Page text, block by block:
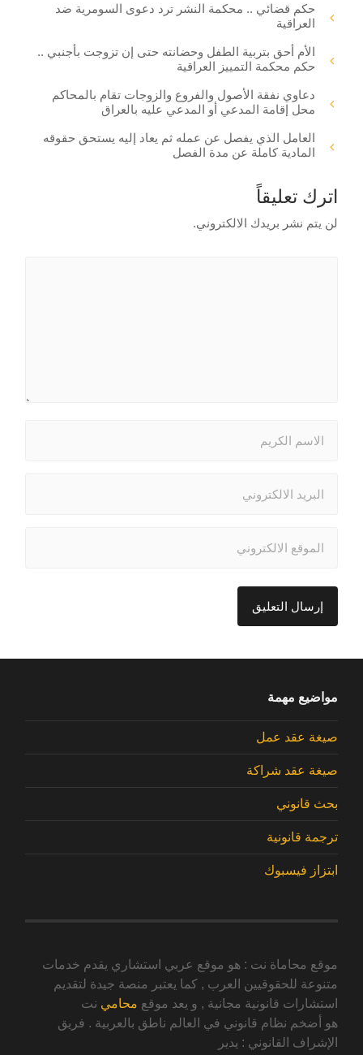
حكم قضائي .. محكمة النشر ترد دعوى السومرية ضد
العراقية
الأم أحق بتربية الطفل وحضانته حتى إن تزوجت بأجنبي ..
حكم محكمة التمييز العراقية
دعاوي نفقة الأصول والفروع والزوجات تقام بالمحاكم
محل إقامة المدعي أو المدعي عليه بالعراق
العامل الذي يفصل عن عمله ثم يعاد إليه يستحق حقوقه
المادية كاملة عن مدة الفصل
اترك تعليقاً
لن يتم نشر بريدك الالكتروني.
مواضيع مهمة
صيغة عقد عمل
صيغة عقد شراكة
بحث قانوني
ترجمة قانونية
ابتزاز فيسبوك
موقع محاماة نت : هو موقع عربي استشاري يقدم خدمات
متنوعة للحقوقيين العرب , كما يعتبر منصة جيدة لتقديم
استشارات قانونية مجانية , و يعد موقع محامي نت
هو أضخم نظام قانوني في العالم ناطق بالعربية . فريق
الإشراف القانوني : يدير